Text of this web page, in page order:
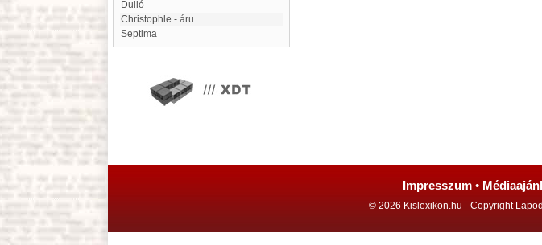
Dulló
Christophle - áru
Septima
Impresszum •
© 2026 Kislexikon.hu - Copyright